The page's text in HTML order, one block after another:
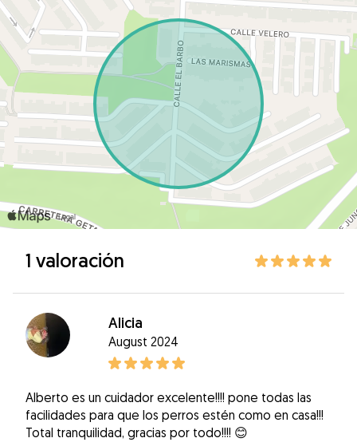
1 valoración
Alicia
August 2024
Alberto es un cuidador excelente!!!! pone todas las
facilidades para que los perros estén como en casa!!!
Total tranquilidad, gracias por todo!!!! 😊